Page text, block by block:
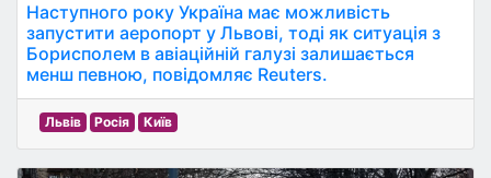
Наступного року Україна має можливість
запустити аеропорт у Львові, тоді як ситуація з
Борисполем в авіаційній галузі залишається
менш певною, повідомляє Reuters.
Львів Росія Київ